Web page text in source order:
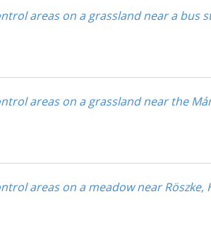
areas on a grassland near a bus
areas on a grassland near the
areas on a meadow near Röszke,